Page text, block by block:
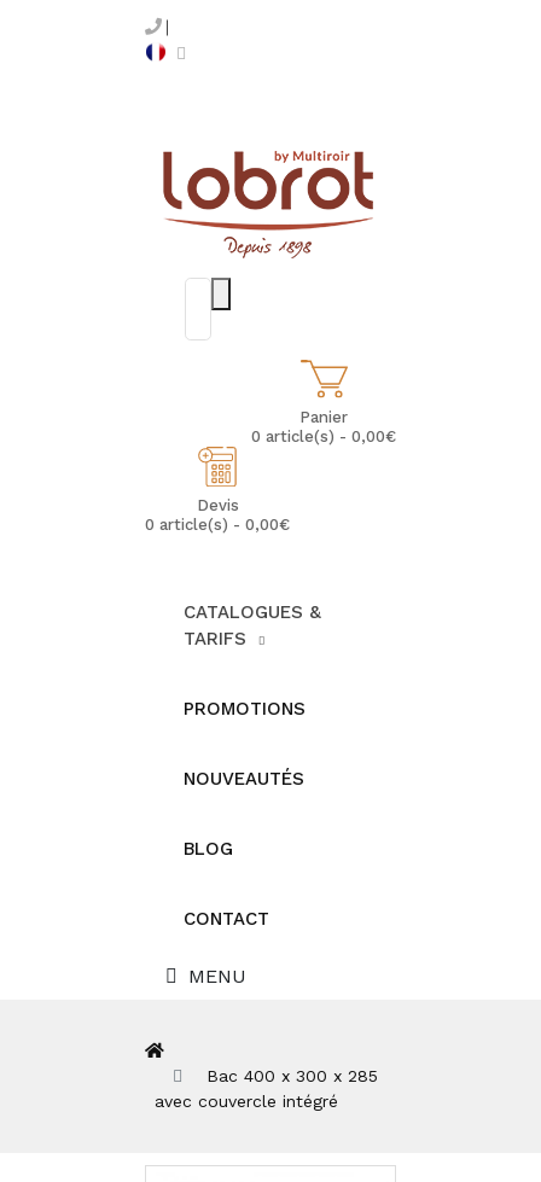
Panier
0 article(s) - 0,00€
Devis
0 article(s) - 0,00€
CATALOGUES &
TARIFS
PROMOTIONS
NOUVEAUTÉS
BLOG
CONTACT
MENU
Bac 400 x 300 x 285
avec couvercle intégré